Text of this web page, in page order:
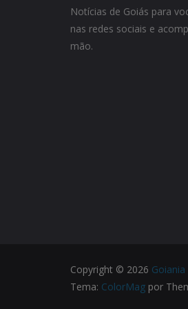
Notícias de Goiás para
nas redes sociais e
mão.
Copyright © 2026
Tema: ColorMag por